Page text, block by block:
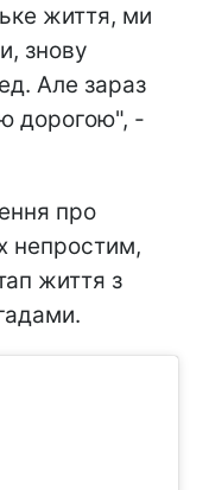
життя, ми
знову
Але зараз
дорогою", -
про
непростим,
життя з